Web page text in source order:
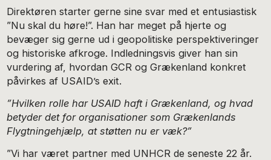
Direktøren starter gerne sine svar med et entusiastisk
”Nu skal du høre!”. Han har meget på hjerte og
bevæger sig gerne ud i geopolitiske perspektiveringer
og historiske afkroge. Indledningsvis giver han sin
vurdering af, hvordan GCR og Grækenland konkret
påvirkes af USAID’s exit.
”Hvilken rolle har USAID haft i Grækenland, og hvad
betyder det for organisationer som Grækenlands
Flygtningehjælp, at støtten nu er væk?”
”Vi har været partner med UNHCR de seneste 22 år.